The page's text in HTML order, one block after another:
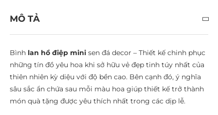
MÔ TẢ
Bình lan hồ điệp mini sen đá decor – Thiết kế chinh phục
những tín đồ yêu hoa khi sở hữu vẻ đẹp tinh túy nhất của
thiên nhiên kỳ diệu với độ bền cao. Bên cạnh đó, ý nghĩa
sâu sắc ẩn chứa sau mỗi màu hoa giúp thiết kế trở thành
món quà tặng được yêu thích nhất trong các dịp lễ.